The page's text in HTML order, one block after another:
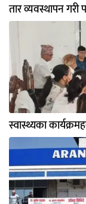
तार व्यवस्थापन गरी
स्वास्थ्यका